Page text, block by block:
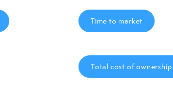
Time to market
Total cost of ownership